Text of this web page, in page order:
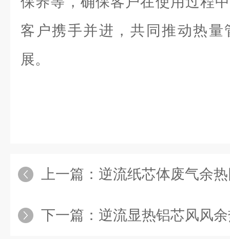
客户携手并进，共同推动热
展。
上一篇： 逆流纸芯体废气余
下一篇： 逆流显热铝芯风风